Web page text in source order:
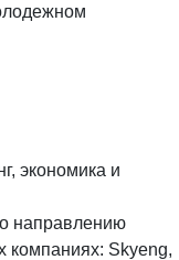
экономика и
направлению
компаниях: Skyeng,